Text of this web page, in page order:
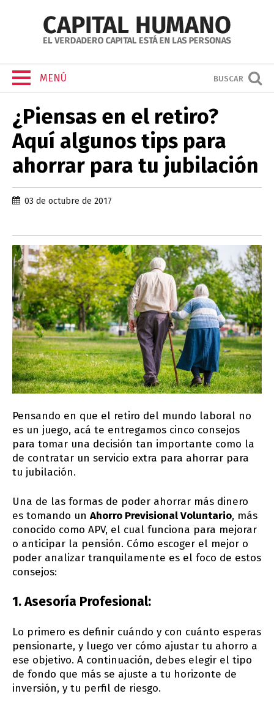
MENÚ BUSCAR
¿Piensas en el retiro?
Aquí algunos tips para
ahorrar para tu jubilación
03 de octubre de 2017
Pensando en que el retiro del mundo laboral no
es un juego, acá te entregamos cinco consejos
para tomar una decisión tan importante como la
de contratar un servicio extra para ahorrar para
tu jubilación.
Una de las formas de poder ahorrar más dinero
es tomando un Ahorro Previsional Voluntario, más
conocido como APV, el cual funciona para mejorar
o anticipar la pensión. Cómo escoger el mejor o
poder analizar tranquilamente es el foco de estos
consejos:
1. Asesoría Profesional:
Lo primero es definir cuándo y con cuánto esperas
pensionarte, y luego ver cómo ajustar tu ahorro a
ese objetivo. A continuación, debes elegir el tipo
de fondo que más se ajuste a tu horizonte de
inversión, y tu perfil de riesgo.